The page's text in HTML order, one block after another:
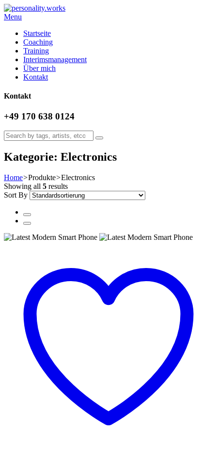
Menu
Startseite
Coaching
Training
Interimsmanagement
Über mich
Kontakt
Kontakt
+49 170 638 0124
Kategorie: Electronics
Home>Produkte>Electronics
Showing all 5 results
Sort By